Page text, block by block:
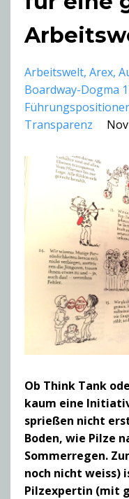
Arbeitswelt Arex
Boardway-Dogma
Transparenz
Ob Think Tank
kaum eine
sprießen nicht
Boden, wie Pilze
Sommerregen.
noch nicht weiss)
Pilzexpertin (mit